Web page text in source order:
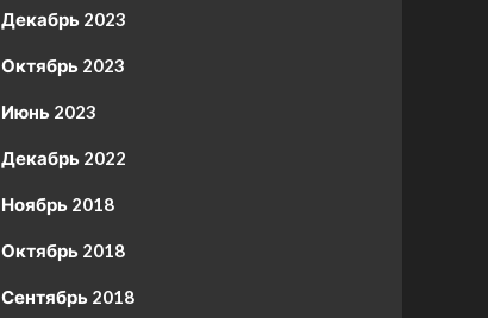
Декабрь 2023
Октябрь 2023
Июнь 2023
Декабрь 2022
Ноябрь 2018
Октябрь 2018
Сентябрь 2018